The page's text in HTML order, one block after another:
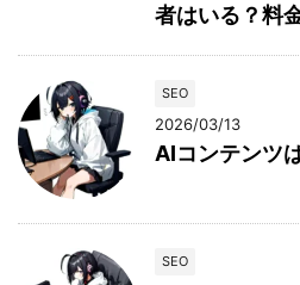
者はいる？料
SEO
2026/03/13
AIコンテンツ
SEO